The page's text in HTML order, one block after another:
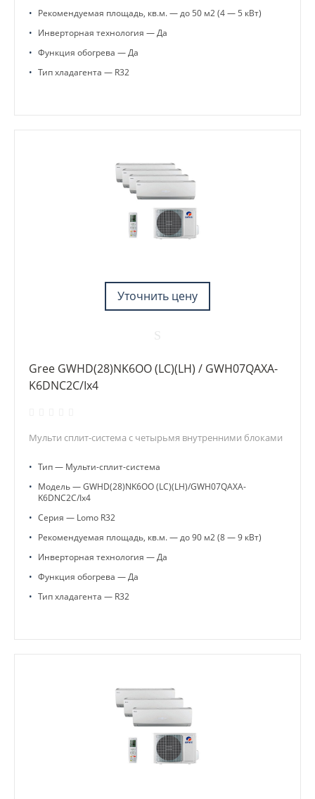
• Рекомендуемая площадь, кв.м. — до 50 м2 (4 — 5 кВт)
• Инверторная технология — Да
• Функция обогрева — Да
• Тип хладагента — R32
Уточнить цену
Gree GWHD(28)NK6OO (LC)(LH) / GWH07QAXA-
K6DNC2C/Ix4
Мульти сплит-система с четырьмя внутренними блоками
• Тип — Мульти-сплит-система
• Модель — GWHD(28)NK6OO (LC)(LH)/GWH07QAXA-
K6DNC2C/Ix4
• Серия — Lomo R32
• Рекомендуемая площадь, кв.м. — до 90 м2 (8 — 9 кВт)
• Инверторная технология — Да
• Функция обогрева — Да
• Тип хладагента — R32